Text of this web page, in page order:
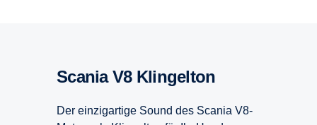
Scania V8 Klingelton
Der einzigartige Sound des Scania V8-